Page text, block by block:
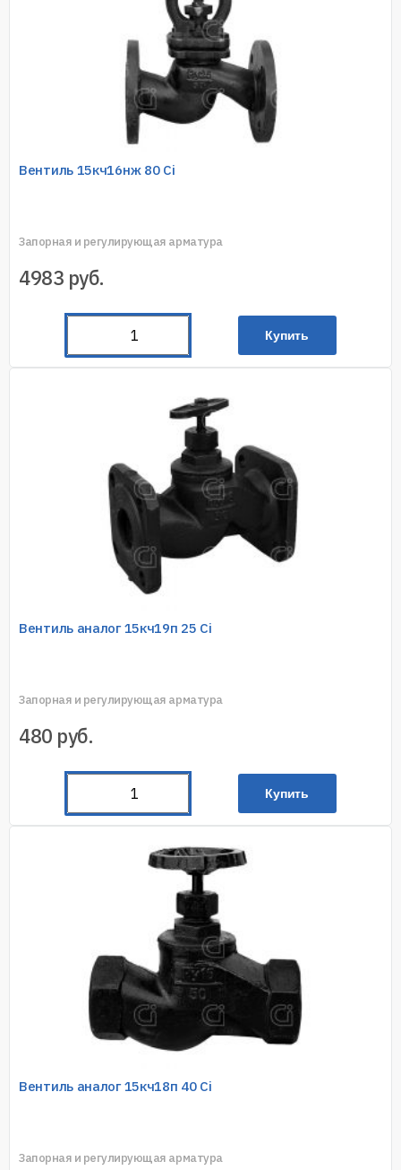
Вентиль 15кч16нж 80 Ci
Запорная и регулирующая арматура
4983 руб.
Купить
Вентиль аналог 15кч19п 25 Ci
Запорная и регулирующая арматура
480 руб.
Купить
Вентиль аналог 15кч18п 40 Ci
Запорная и регулирующая арматура